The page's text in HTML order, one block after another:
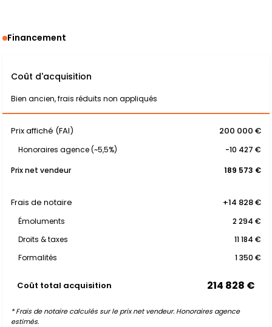
Financement
Coût d'acquisition
Bien ancien, frais réduits non appliqués
Prix affiché (FAI) 200 000 €
Honoraires agence (~5,5%)
-10 427 €
Prix net vendeur
189 573 €
Frais de notaire +14 828 €
Émoluments
2 294 €
Droits & taxes
11 184 €
Formalités
1 350 €
Coût total acquisition 214 828 €
* Frais de notaire calculés sur le prix net vendeur. Honoraires agence
estimés.